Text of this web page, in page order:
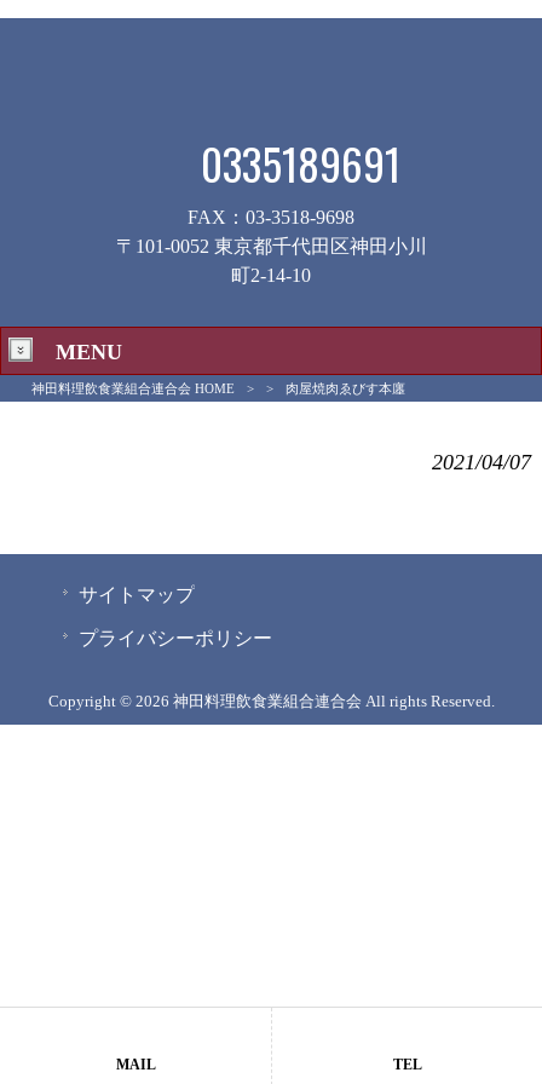
0335189691
FAX：03-3518-9698
〒101-0052 東京都千代田区神田小川
町2-14-10
MENU
神田料理飲食業組合連合会 HOME > > 肉屋焼肉ゑびす本廛
2021/04/07
サイトマップ
プライバシーポリシー
Copyright © 2026 神田料理飲食業組合連合会 All rights Reserved.
MAIL TEL